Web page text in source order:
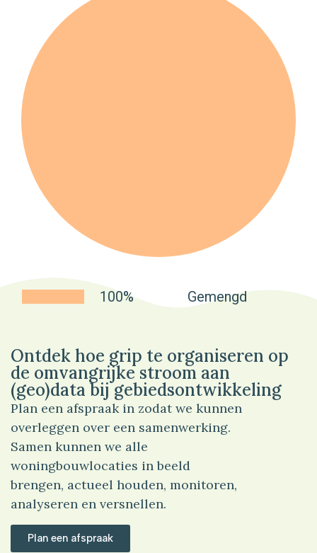
100% Gemengd
Ontdek hoe grip te organiseren op
de omvangrijke stroom aan
(geo)data bij gebiedsontwikkeling
Plan een afspraak in zodat we kunnen
overleggen over een samenwerking.
Samen kunnen we alle
woningbouwlocaties in beeld
brengen, actueel houden, monitoren,
analyseren en versnellen.
Plan een afspraak